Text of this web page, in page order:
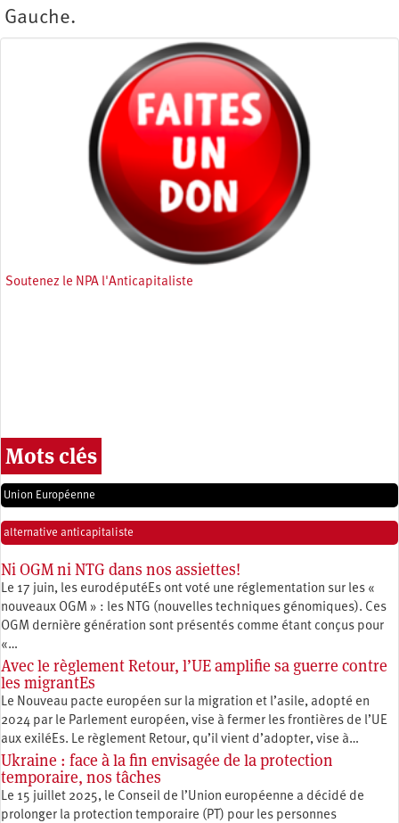
Gauche.
Soutenez le NPA l'Anticapitaliste
Mots clés
Union Européenne
alternative anticapitaliste
Ni OGM ni NTG dans nos assiettes!
Le 17 juin, les eurodéputéEs ont voté une réglementation sur les «
nouveaux OGM » : les NTG (nouvelles techniques génomiques). Ces
OGM dernière génération sont présentés comme étant conçus pour
«…
Avec le règlement Retour, l’UE amplifie sa guerre contre
les migrantEs
Le Nouveau pacte européen sur la migration et l’asile, adopté en
2024 par le Parlement européen, vise à fermer les frontières de l’UE
aux exiléEs. Le règlement Retour, qu’il vient d’adopter, vise à…
Ukraine : face à la fin envisagée de la protection
temporaire, nos tâches
Le 15 juillet 2025, le Conseil de l’Union européenne a décidé de
prolonger la protection temporaire (PT) pour les personnes